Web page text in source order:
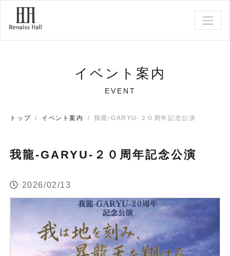
イベント案内
EVENT
トップ イベント案内 我龍-GARYU-２０周年記念公演
我龍-GARYU-２０周年記念公演
2026/02/13